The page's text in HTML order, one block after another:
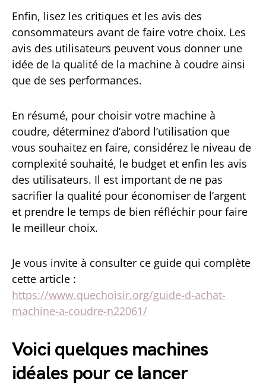
Enfin, lisez les critiques et les avis des
consommateurs avant de faire votre choix. Les
avis des utilisateurs peuvent vous donner une
idée de la qualité de la machine à coudre ainsi
que de ses performances.
En résumé, pour choisir votre machine à
coudre, déterminez d’abord l’utilisation que
vous souhaitez en faire, considérez le niveau de
complexité souhaité, le budget et enfin les avis
des utilisateurs. Il est important de ne pas
sacrifier la qualité pour économiser de l’argent
et prendre le temps de bien réfléchir pour faire
le meilleur choix.
Je vous invite à consulter ce guide qui complète
cette article :
https://www.quechoisir.org/guide-d-achat-
machine-a-coudre-n22061/
Voici quelques machines
idéales pour ce lancer